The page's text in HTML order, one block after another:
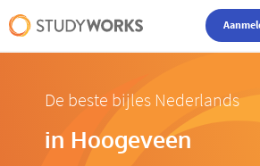
De beste bijles Nederlands
in Hoogeveen